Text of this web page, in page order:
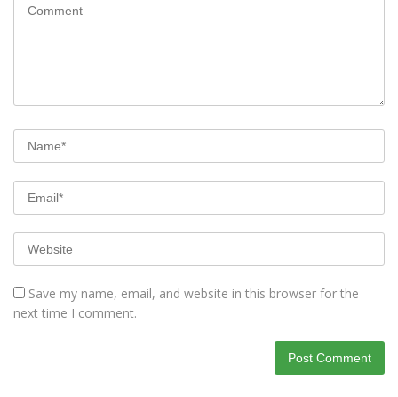
Save my name, email, and website in this browser for the
next time I comment.